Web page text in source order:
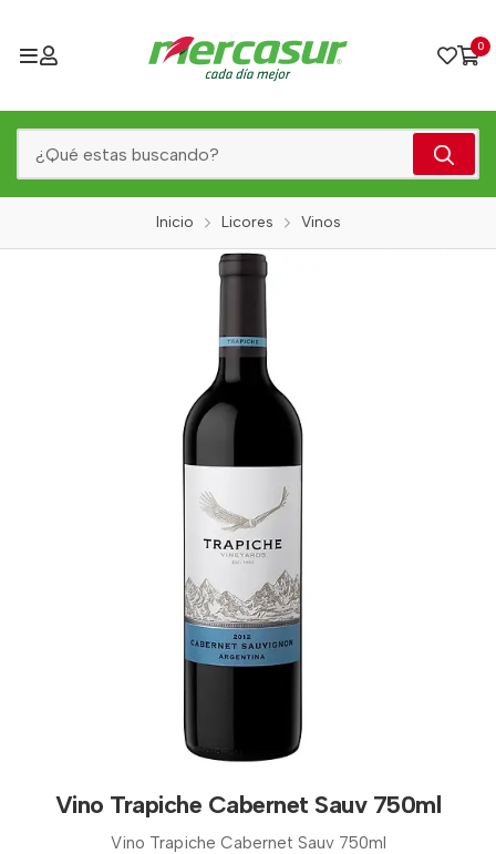
0
Inicio Licores Vinos
Vino Trapiche Cabernet Sauv 750ml
Vino Trapiche Cabernet Sauv 750ml